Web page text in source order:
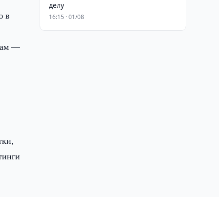
в
—
делу
16:15 · 01/08